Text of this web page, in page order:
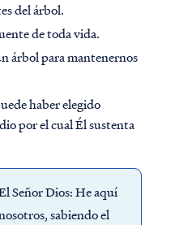
del árbol.
de toda vida.
árbol para mantenernos
haber elegido
por el cual Él sustenta
Señor Dios: He aquí
sabiendo el